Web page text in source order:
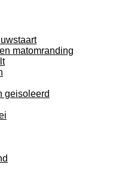
matomranding
geisoleerd